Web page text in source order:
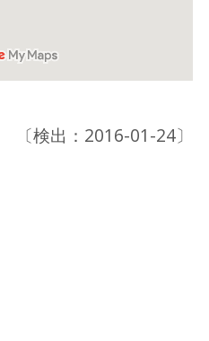
〔検出：2016-01-24〕